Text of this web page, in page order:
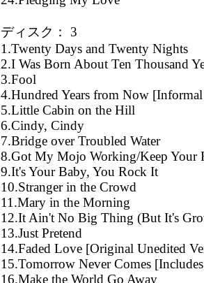
ディスク： 3
1.Twenty Days and Twenty Nights
2.I Was Born About Ten Thousand
3.Fool
4.Hundred Years from Now
5.Little Cabin on the Hill
6.Cindy, Cindy
7.Bridge over Troubled Water
8.Got My Mojo Working/Keep Your
9.It's Your Baby, You Rock It
10.Stranger in the Crowd
11.Mary in the Morning
12.It Ain't No Big Thing (But It's
13.Just Pretend
14.Faded Love [Original Unedited
15.Tomorrow Never Comes
16.Make the World Go Away